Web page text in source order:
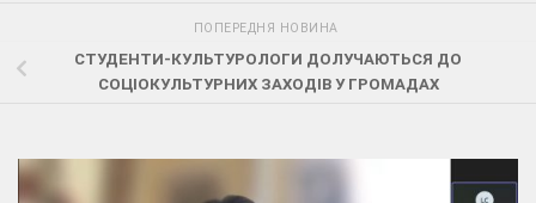
ПОПЕРЕДНЯ НОВИНА
СТУДЕНТИ-КУЛЬТУРОЛОГИ ДОЛУЧАЮТЬСЯ ДО
СОЦІОКУЛЬТУРНИХ ЗАХОДІВ У ГРОМАДАХ